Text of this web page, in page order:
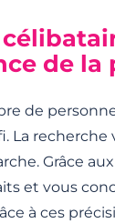
de la
de
La
Grâce
et vous
à ces